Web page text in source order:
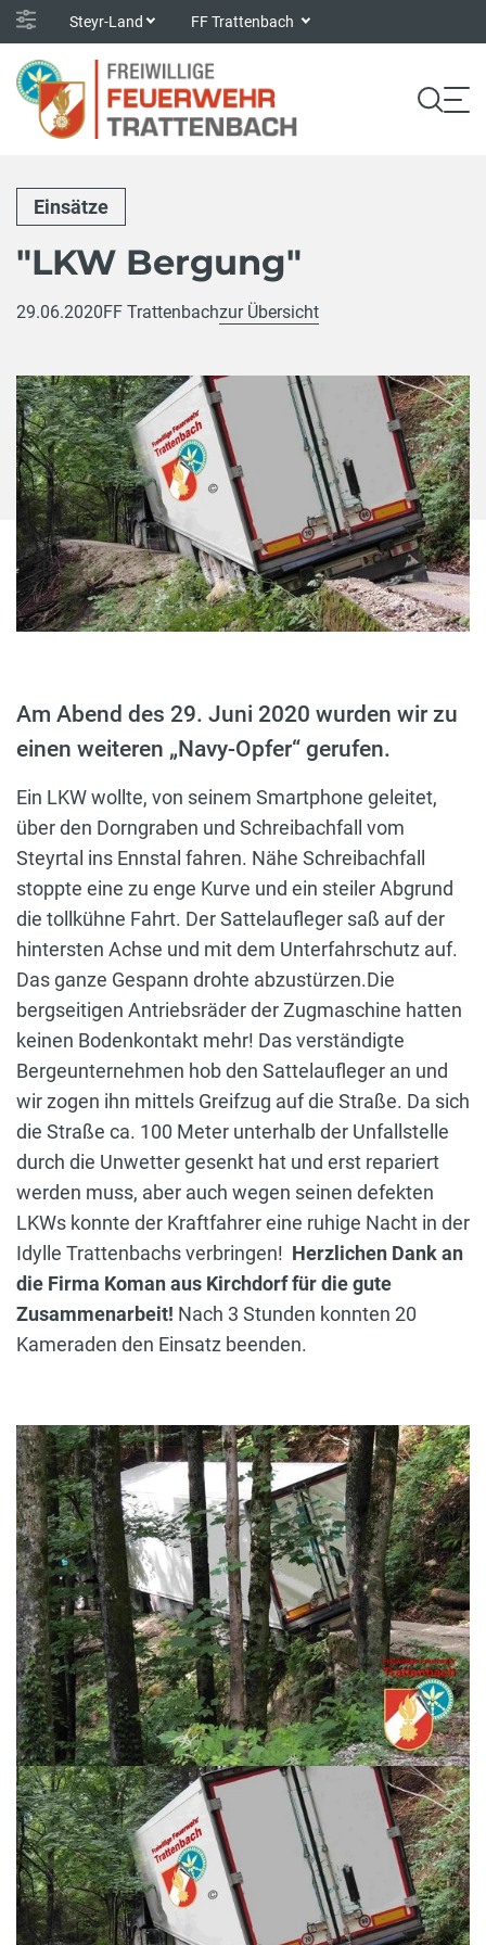
Steyr-Land FF Trattenbach
Einsätze
"LKW Bergung"
29.06.2020FF Trattenbachzur Übersicht
Am Abend des 29. Juni 2020 wurden wir zu
einen weiteren „Navy-Opfer“ gerufen.
Ein LKW wollte, von seinem Smartphone geleitet,
über den Dorngraben und Schreibachfall vom
Steyrtal ins Ennstal fahren. Nähe Schreibachfall
stoppte eine zu enge Kurve und ein steiler Abgrund
die tollkühne Fahrt. Der Sattelaufleger saß auf der
hintersten Achse und mit dem Unterfahrschutz auf.
Das ganze Gespann drohte abzustürzen.Die
bergseitigen Antriebsräder der Zugmaschine hatten
keinen Bodenkontakt mehr! Das verständigte
Bergeunternehmen hob den Sattelaufleger an und
wir zogen ihn mittels Greifzug auf die Straße. Da sich
die Straße ca. 100 Meter unterhalb der Unfallstelle
durch die Unwetter gesenkt hat und erst repariert
werden muss, aber auch wegen seinen defekten
LKWs konnte der Kraftfahrer eine ruhige Nacht in der
Idylle Trattenbachs verbringen! Herzlichen Dank an
die Firma Koman aus Kirchdorf für die gute
Zusammenarbeit! Nach 3 Stunden konnten 20
Kameraden den Einsatz beenden.